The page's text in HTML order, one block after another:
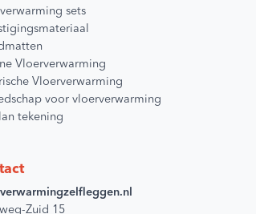
sets
Vloerverwarming
Vloerverwarming
voor vloerverwarming
tekening
Zuid 15